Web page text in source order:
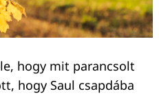
hogy mit parancsolt
hogy Saul csapdába